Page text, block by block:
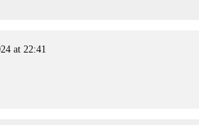
at 22:41